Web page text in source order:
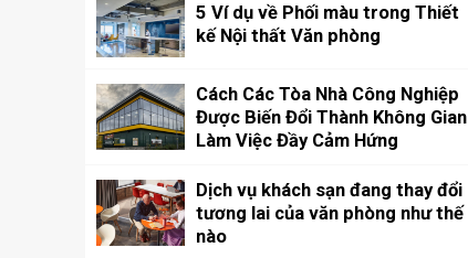
5 Ví dụ về Phối màu trong Thiết
kế Nội thất Văn phòng
Cách Các Tòa Nhà Công Nghiệp
Được Biến Đổi Thành Không Gian
Làm Việc Đầy Cảm Hứng
Dịch vụ khách sạn đang thay đổi
tương lai của văn phòng như thế
nào